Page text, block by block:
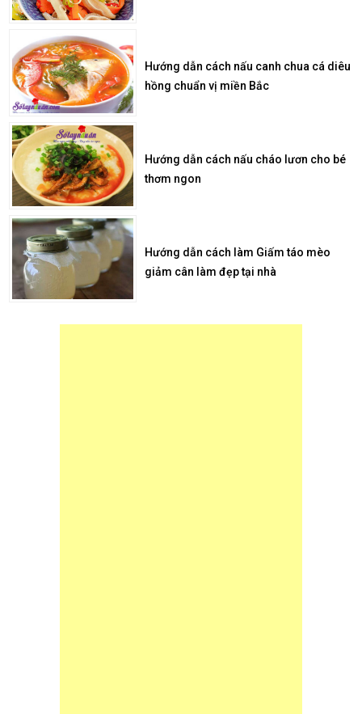
Hướng dẫn cách nấu canh chua cá diêu
hồng chuẩn vị miền Bắc
Hướng dẫn cách nấu cháo lươn cho bé
thơm ngon
Hướng dẫn cách làm Giấm táo mèo
giảm cân làm đẹp tại nhà